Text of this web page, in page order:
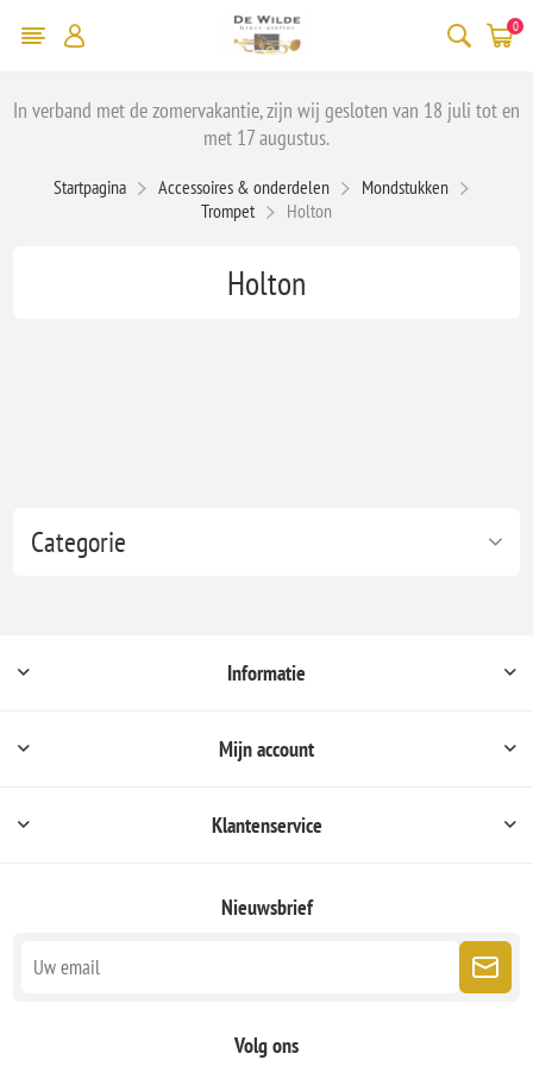
0
In verband met de zomervakantie, zijn wij gesloten van 18 juli tot en
met 17 augustus.
Startpagina Accessoires & onderdelen
Mondstukken
Trompet
Holton
Categorie
Holton
Informatie
Mijn account
Klantenservice
Nieuwsbrief
Volg ons